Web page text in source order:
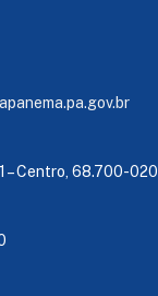
gov.br
– Centro, 68.700-020